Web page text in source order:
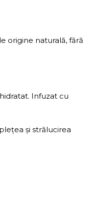
origine naturală, fără
Infuzat cu
și strălucirea